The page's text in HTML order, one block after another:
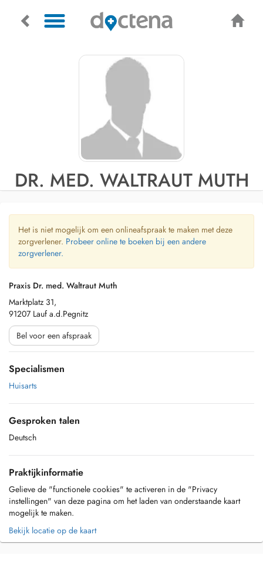
DR. MED. WALTRAUT MUTH
Het is niet mogelijk om een onlineafspraak te maken met deze
zorgverlener. Probeer online te boeken bij een andere
zorgverlener.
Praxis Dr. med. Waltraut Muth
Marktplatz 31,
91207 Lauf a.d.Pegnitz
Bel voor een afspraak
Specialismen
Huisarts
Gesproken talen
Deutsch
Praktijkinformatie
Gelieve de "functionele cookies" te activeren in de "Privacy
instellingen" van deze pagina om het laden van onderstaande kaart
mogelijk te maken.
Bekijk locatie op de kaart